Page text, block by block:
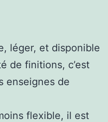
léger, et disponible
de finitions, c’est
enseignes de
flexible, il est